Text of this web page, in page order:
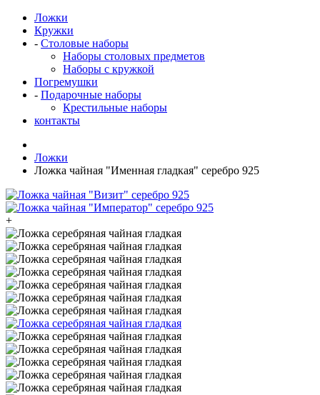
Ложки
Кружки
- Столовые наборы
Наборы столовых предметов
Наборы с кружкой
Погремушки
- Подарочные наборы
Крестильные наборы
контакты
Ложки
Ложка чайная "Именная гладкая" серебро 925
+